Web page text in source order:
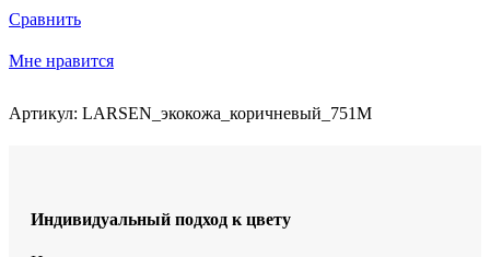
LARSEN
с
и
вращением
Сравнить
Мне нравится
Артикул: LARSEN_экокожа_коричневый_751М
Индивидуальный подход к цвету